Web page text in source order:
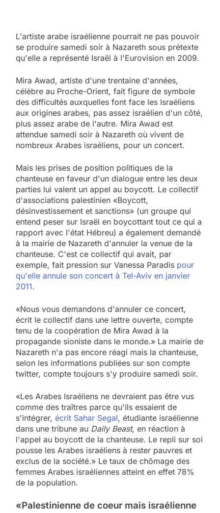
L'artiste arabe israélienne pourrait ne pas pouvoir
se produire samedi soir à Nazareth sous prétexte
qu'elle a représenté Israël à l'Eurovision en 2009.
Mira Awad, artiste d'une trentaine d'années,
célèbre au Proche-Orient, fait figure de symbole
des difficultés auxquelles font face les Israéliens
aux origines arabes, pas assez israélien d'un côté,
plus assez arabe de l'autre. Mira Awad est
attendue samedi soir à Nazareth où vivent de
nombreux Arabes israéliens, pour un concert.
Mais les prises de position politiques de la
chanteuse en faveur d'un dialogue entre les deux
parties lui valent un appel au boycott. Le collectif
d'associations palestinien «Boycott,
désinvestissement et sanctions» (un groupe qui
entend peser sur Israël en boycottant tout ce qui a
rapport avec l'état Hébreu) a également demandé
à la mairie de Nazareth d'annuler la venue de la
chanteuse. C'est ce collectif qui avait, par
exemple, fait pression sur Vanessa Paradis pour
qu'elle annule son concert à Tel-Aviv en janvier
2011.
«Nous vous demandons d'annuler ce concert,
écrit le collectif dans une lettre ouverte, compte
tenu de la coopération de Mira Awad à la
propagande sioniste dans le monde.» La mairie de
Nazareth n'a pas encore réagi mais la chanteuse,
selon les informations publiées sur son compte
twitter, compte toujours s'y produire samedi soir.
«Les Arabes Israéliens ne devraient pas être vus
comme des traîtres parce qu'ils essaient de
s'intégrer, écrit Sahar Segal, étudiante israélienne
dans une tribune au Daily Beast, en réaction à
l'appel au boycott de la chanteuse. Le repli sur soi
pousse les Arabes israéliens à rester pauvres et
exclus de la société.» Le taux de chômage des
femmes Arabes israéliennes atteint en effet 78%
de la population.
«Palestinienne de coeur mais israélienne